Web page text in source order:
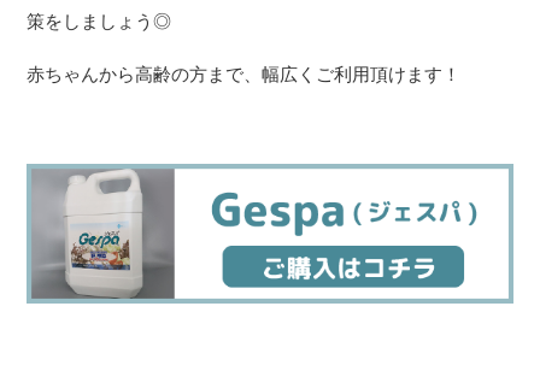
策をしましょう◎
赤ちゃんから高齢の方まで、幅広くご利用頂けます！